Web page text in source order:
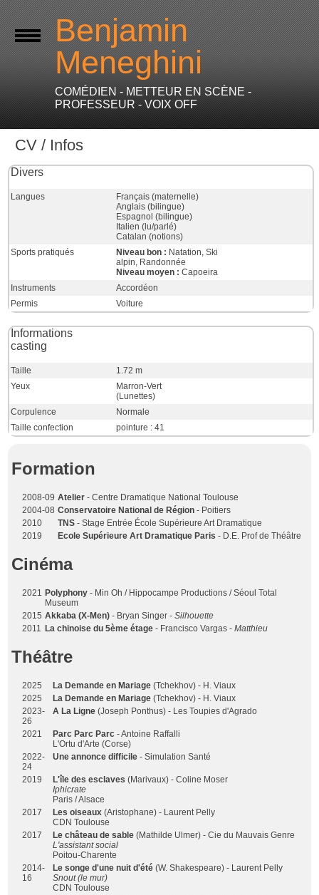
Benjamin
Meneghini
COMÉDIEN - METTEUR EN SCÈNE -
PROFESSEUR - VOIX OFF
CV / Infos
Divers
Langues
Français (maternelle)
Anglais (bilingue)
Espagnol (bilingue)
Italien (lu/parlé)
Catalan (notions)
Sports pratiqués
Niveau bon : Natation, Ski
alpin, Randonnée
Niveau moyen : Capoeira
Instruments
Accordéon
Permis
Voiture
Informations
casting
Taille
1.72 m
Yeux
Marron-Vert
(Lunettes)
Corpulence
Normale
Taille confection
pointure : 41
Formation
2008-09 Atelier - Centre Dramatique National Toulouse
2004-08 Conservatoire National de Région - Poitiers
2010
TNS - Stage Entrée École Supérieure Art Dramatique
2019
Ecole Supérieure Art Dramatique Paris - D.E. Prof de Théâtre
Cinéma
2021 Polyphony - Min Oh / Hippocampe Productions / Séoul Total
Museum
2015 Akkaba (X-Men) - Bryan Singer -Silhouette
2011 La chinoise du 5ème étage - Francisco Vargas -Matthieu
Théâtre
2025 La Demande en Mariage (Tchekhov) - H. Viaux
2025
La Demande en Mariage (Tchekhov) - H. Viaux
2023-
26
A La Ligne (Joseph Ponthus) - Les Toupies d'Agrado
2021 Parc Parc Parc - Antoine Raffalli
L'Ortu d'Arte (Corse)
2022-
24
Une annonce difficile - Simulation Santé
2019 L'île des esclaves (Marivaux) - Coline Moser
Iphicrate
Paris / Alsace
2017
Les oiseaux (Aristophane) - Laurent Pelly
CDN Toulouse
2017
Le château de sable (Mathilde Ulmer) - Cie du Mauvais Genre
L'assistant social
Poitou-Charente
2014-
16
Le songe d'une nuit d'été (W. Shakespeare) - Laurent Pelly
Snout (le mur)
CDN Toulouse